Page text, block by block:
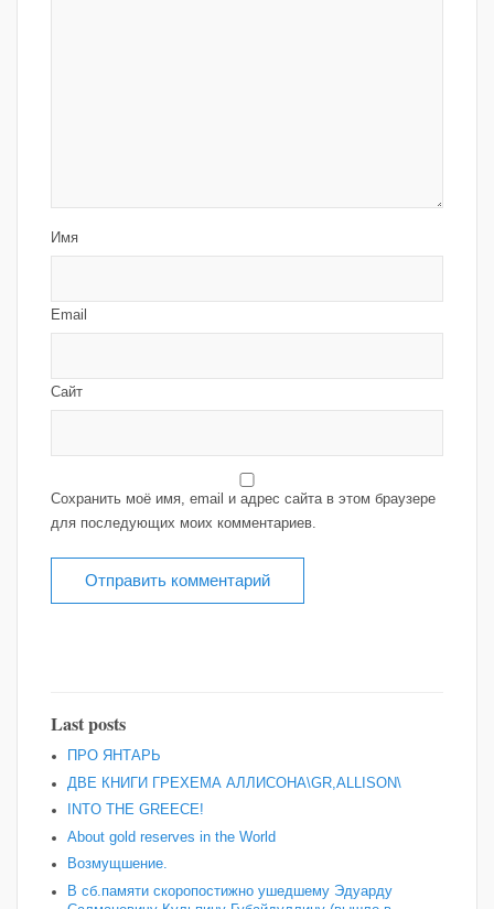
Имя
Email
Сайт
Сохранить моё имя, email и адрес сайта в этом браузере
для последующих моих комментариев.
Last posts
ПРО ЯНТАРЬ
ДВЕ КНИГИ ГРЕХЕМА АЛЛИСОНА\GR,ALLISON\
INTO THE GREECE!
About gold reserves in the World
Возмущшение.
В сб.памяти скоропостижно ушедшему Эдуарду